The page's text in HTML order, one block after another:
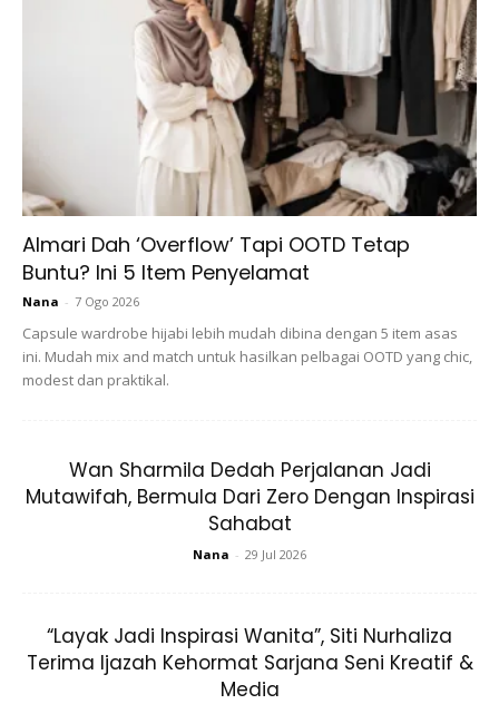
Korang boleh lah sukat guna picagari atau lain2 alat
sukatan yang bersesuaian ye..
Then finally letak dalam botol spray. Korg leh guna je botol2
spray kosong yg korg ada.
Tapi, ikut pharmacy tu. FORMULA NI HANYA SESUAI
UNTUK ORANG DEWASA DAN KANAK2 UMURNYA 10
TAHUN KE ATAS JE TAU. INI DISEBABKAN ATAS
Dettol nye effect agak kuat jugak. Takut ada effect dekat
kulit kanak2 yg umurnya bawah 10tahun.
Almari Dah ‘Overflow’ Tapi OOTD Tetap
Buntu? Ini 5 Item Penyelamat
Nana - 7 Ogo 2026
Capsule wardrobe hijabi lebih mudah dibina dengan 5 item asas
ini. Mudah mix and match untuk hasilkan pelbagai OOTD yang chic,
modest dan praktikal.
Wan Sharmila Dedah Perjalanan Jadi
Mutawifah, Bermula Dari Zero Dengan Inspirasi
Sahabat
Nana - 29 Jul 2026
“Layak Jadi Inspirasi Wanita”, Siti Nurhaliza
Terima Ijazah Kehormat Sarjana Seni Kreatif &
Media